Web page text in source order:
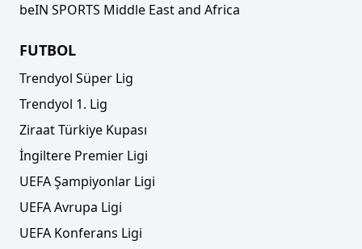
beIN SPORTS Middle East and Africa
FUTBOL
Trendyol Süper Lig
Trendyol 1. Lig
Ziraat Türkiye Kupası
İngiltere Premier Ligi
UEFA Şampiyonlar Ligi
UEFA Avrupa Ligi
UEFA Konferans Ligi